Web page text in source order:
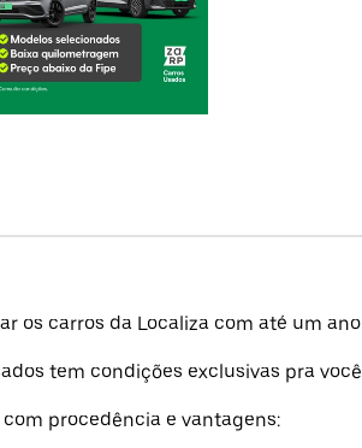
os carros da Localiza com até um ano
tem condições exclusivas pra você
procedência e vantagens: